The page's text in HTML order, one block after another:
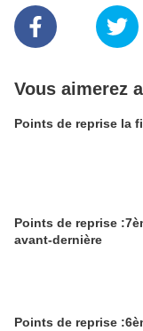
Vous aimerez
Points de reprise la
Points de reprise
avant-dernière
Points de reprise